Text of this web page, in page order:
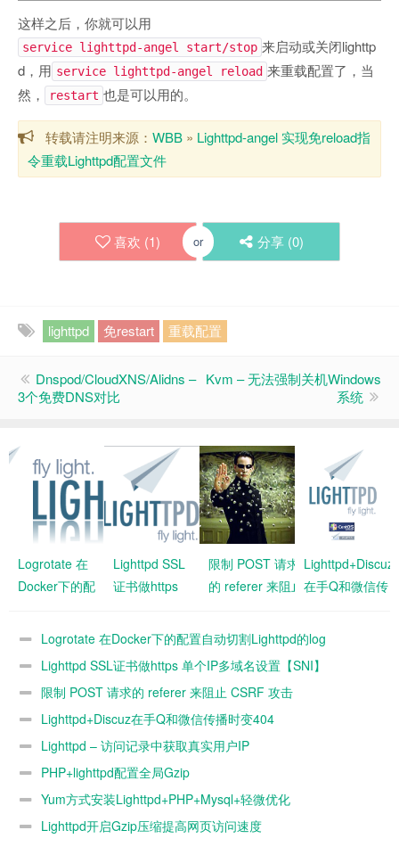
这样之后，你就可以用
service lighttpd-angel start/stop 来启动或关闭lighttp
d，用 service lighttpd-angel reload 来重载配置了，当
然，
restart 也是可以用的。
转载请注明来源： WBB » Lighttpd-angel 实现免reload指
令重载Lighttpd配置文件
喜欢 (1) or 分享 (0)
lighttpd 免restart 重载配置
Dnspod/CloudXNS/Alidns –
3个免费DNS对比
Kvm – 无法强制关机Windows
系统
Logrotate 在
Docker下的配
Lighttpd的log
Lighttpd SSL
证书做https
设置【SNI】
限制 POST 请求
的 referer 来阻止
Lighttpd+Apache
Lighttpd+Discuz
在手Q和微信传
Logrotate 在Docker下的配置自动切割Lighttpd的log
Lighttpd SSL证书做https 单个IP多域名设置【SNI】
限制 POST 请求的 referer 来阻止 CSRF 攻击
Lighttpd+Apache
Lighttpd+Discuz在手Q和微信传播时变404
Lighttpd – 访问记录中获取真实用户IP
PHP+lighttpd配置全局Gzip
Yum方式安装Lighttpd+PHP+Mysql+轻微优化
Lighttpd开启Gzip压缩提高网页访问速度